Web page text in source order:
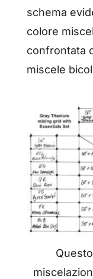
schema
colore
confrontata
miscele